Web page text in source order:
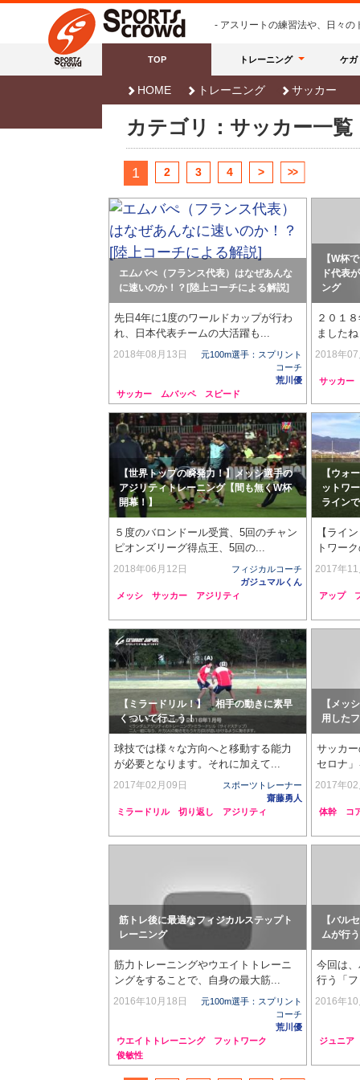
- アスリートの練習法や、日々
TOP トレーニング ケガ
HOME トレーニング サッカー
カテゴリ：サッカー一覧
1 2 3 4 > >>
エムバぺ（フランス代表）はなぜあんな
に速いのか！？[陸上コーチによる解説]
先日4年に1度のワールドカップが行わ
れ、日本代表チームの大活躍も...
2018年08月13日
元100m選手：スプリント
コーチ
荒川優
サッカー
ムバッペ スピード
【W杯
ド代表
ング
２０１
ました
2018年07
サッカー
【世界トップの瞬発力！】メッシ選手の
アジリティトレーニング【間も無くW杯
開幕！】
５度のバロンドール受賞、5回のチャン
ピオンズリーグ得点王、5回の...
2018年06月12日
フィジカルコーチ
ガジュマルくん
メッシ
サッカー アジリティ
【ウォ
ットワ
ラインで
【ライ
トワー
2017年11
アップ
【ミラードリル！】 相手の動きに素早
くついて行こう！
球技では様々な方向へと移動する能力
が必要となります。それに加えて...
2017年02月09日
スポーツトレーナー
齋藤勇人
ミラードリル
切り返し アジリティ
【メッ
用した
サッカ
セロナ
2017年02
体幹
コ
筋トレ後に最適なフィジカルステップト
レーニング
筋力トレーニングやウエイトトレーニ
ングをすることで、自身の最大筋...
2016年10月18日
元100m選手：スプリント
コーチ
荒川優
ウエイトトレーニング
フットワーク
俊敏性
【バル
ムが行
今回は
行う「
2016年10
ジュニア